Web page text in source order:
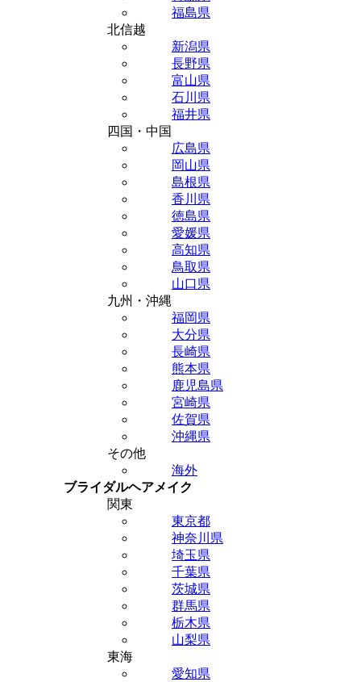
福島県
北信越
新潟県
長野県
富山県
石川県
福井県
四国・中国
広島県
岡山県
島根県
香川県
徳島県
愛媛県
高知県
鳥取県
山口県
九州・沖縄
福岡県
大分県
長崎県
熊本県
鹿児島県
宮崎県
佐賀県
沖縄県
その他
海外
ブライダルヘアメイク
関東
東京都
神奈川県
埼玉県
千葉県
茨城県
群馬県
栃木県
山梨県
東海
愛知県